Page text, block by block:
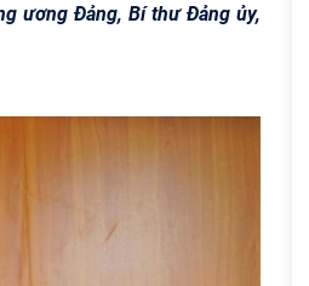
ương Đảng, Bí thư Đảng ủy,